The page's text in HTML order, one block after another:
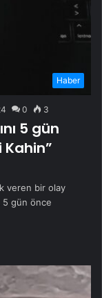
Haber
0 3
5 gün
Kahin”
veren bir olay
5 gün önce